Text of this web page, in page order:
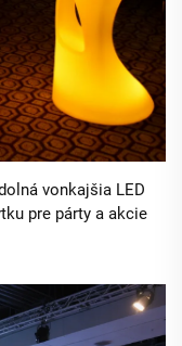
vonkajšia LED
pre párty a akcie